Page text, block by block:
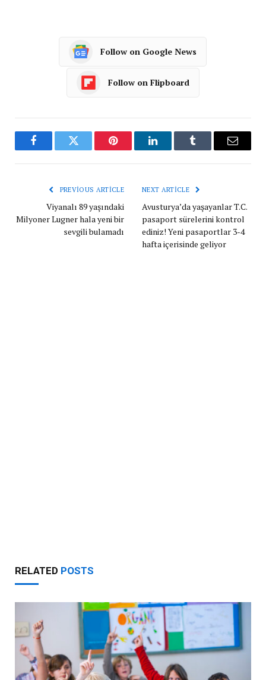
Follow on Google News
Follow on Flipboard
FacebookTwitter Pinterest LinkedInTumblr Email
PREVIOUS ARTICLE
Viyanalı 89 yaşındaki
Milyoner Lugner hala yeni bir
sevgili bulamadı
NEXT ARTICLE
Avusturya’da yaşayanlar T.C.
pasaport sürelerini kontrol
ediniz! Yeni pasaportlar 3-4
hafta içerisinde geliyor
RELATED POSTS